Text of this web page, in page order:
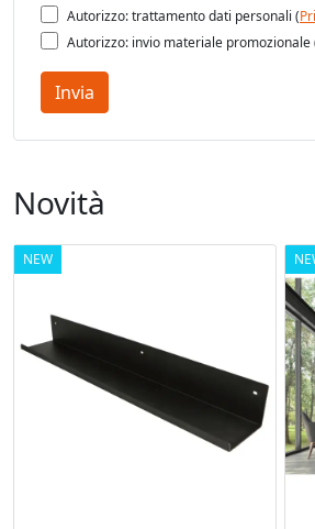
Autorizzo: trattamento dati personali (
Autorizzo: invio materiale promozionale
Invia
Novità
NEW